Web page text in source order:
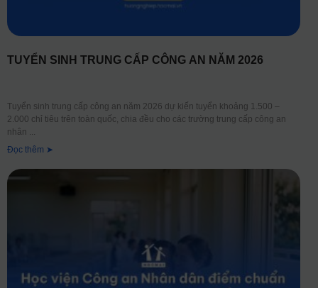
TUYỂN SINH TRUNG CẤP CÔNG AN NĂM 2026
Tuyển sinh trung cấp công an năm 2026 dự kiến tuyển khoảng 1.500 –
2.000 chỉ tiêu trên toàn quốc, chia đều cho các trường trung cấp công an
nhân
Đọc thêm ➤